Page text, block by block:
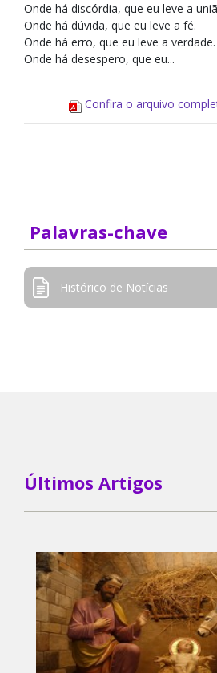
Onde há discórdia, que eu leve a
Onde há dúvida, que eu leve a fé.
Onde há erro, que eu leve a verdade.
Onde há desespero, que eu...
Confira o arquivo
Palavras-chave
Histórico de Notícias
Últimos Artigos